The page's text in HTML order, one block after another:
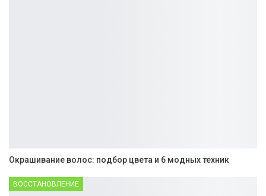
Окрашивание волос: подбор цвета и 6 модных техник
ВОССТАНОВЛЕНИЕ